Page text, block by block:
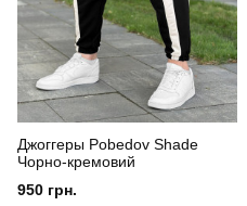
Країна - виробник
Джоггеры Pobedov Shade
Чорно-кремовий
950 грн.